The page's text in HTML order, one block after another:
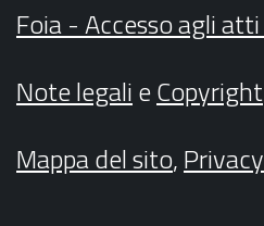
Foia - Accesso agli atti
Note legalieCopyright
Mappa del sito,Privacy